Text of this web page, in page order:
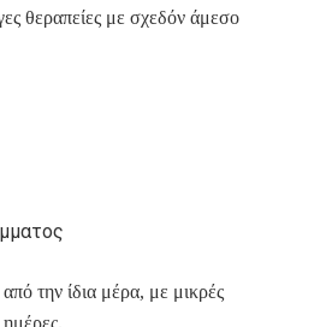
θεραπείες με σχεδόν άμεσο
την ίδια μέρα, με μικρές
ημέρες.